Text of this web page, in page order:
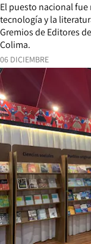
06 DICIEMBRE
El puesto nacional
tecnología y la
Gremios de Editores
Colima.